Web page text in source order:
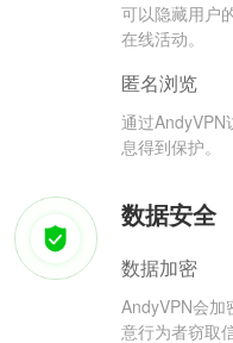
可以隐藏用户
在线活动。
匿名浏览
通过AndyVPN
息得到保护。
数据安全
数据加密
AndyVPN会加
意行为者窃取